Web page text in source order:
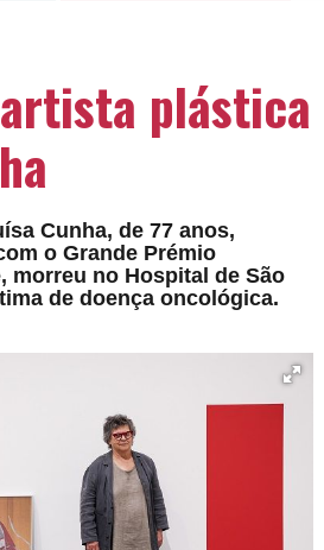
plástica
Cunha, de 77 anos,
o Grande Prémio
morreu no Hospital de São
de doença oncológica.